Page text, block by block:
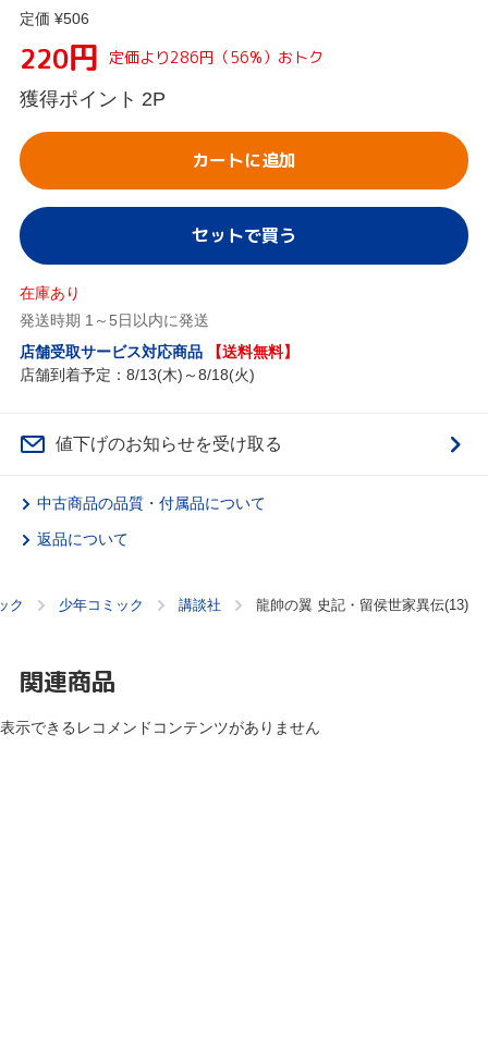
定価 ¥506
220円 定価より286円（56%）おトク
獲得ポイント 2P
カートに追加
セットで買う
在庫あり
発送時期 1～5日以内に発送
店舗受取サービス対応商品
【送料無料】
店舗到着予定：8/13(木)～8/18(火)
値下げのお知らせを受け取る
中古商品の品質・付属品について
返品について
ク 少年コミック 講談社 龍帥の翼 史記・留侯世家異伝(13)
関連商品
表示できるレコメンドコンテンツがありません